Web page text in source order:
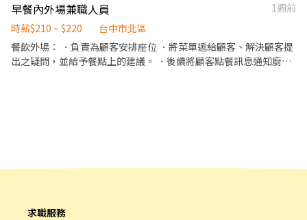
個月（試用期間薪水是一樣的）
早餐內外場兼職人員
1週前
時薪$210 ~ $220
台中市北區
餐飲外場： ．負責為顧客安排座位 ．將菜單遞給顧客、解決顧客提
出之疑問，並給予餐點上的建議。 ．後續將顧客點餐訊息通知廚房
求職服務